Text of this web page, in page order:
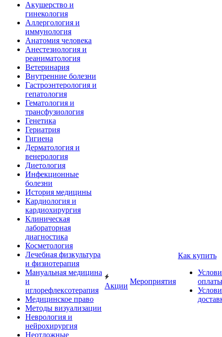
Акушерство и
гинекология
Аллергология и
иммунология
Анатомия человека
Анестезиология и
реаниматология
Ветеринария
Внутренние болезни
Гастроэнтерология и
гепатология
Гематология и
трансфузиология
Генетика
Гериатрия
Гигиена
Дерматология и
венерология
Диетология
Инфекционные
болезни
История медицины
Кардиология и
кардиохирургия
Клиническая
лабораторная
диагностика
Косметология
Лечебная физкультура
и физиотерапия
Мануальная медицина
и
иглорефлексотерапия
Медицинское право
Методы визуализации
Неврология и
нейрохирургия
Неотложные
Акции
Мероприятия
Как купить
оплаты